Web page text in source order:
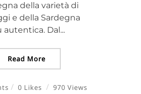
della varietà di
e della Sardegna
autentica. Dal...
Read More
0 Likes 970 Views